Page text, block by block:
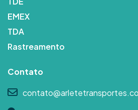
EMEX
TDA
Rastreamento
Contato